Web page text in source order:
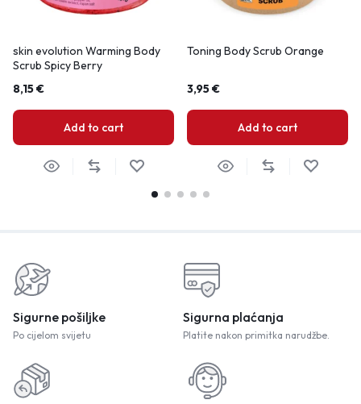
skin evolution Warming Body
Scrub Spicy Berry
8,15€
Add to cart
Toning Body Scrub Orange
3,95€
Add to cart
Sigurne pošiljke
Po cijelom svijetu
Sigurna plaćanja
Platite nakon primitka narudžbe.